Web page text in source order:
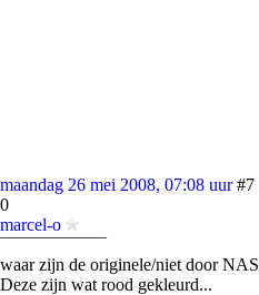
maandag 26 mei 2008, 07:08 uur #7
0
marcel-o
¯¯¯¯¯¯¯¯¯¯¯¯
waar zijn de originele/niet door
Deze zijn wat rood gekleurd...